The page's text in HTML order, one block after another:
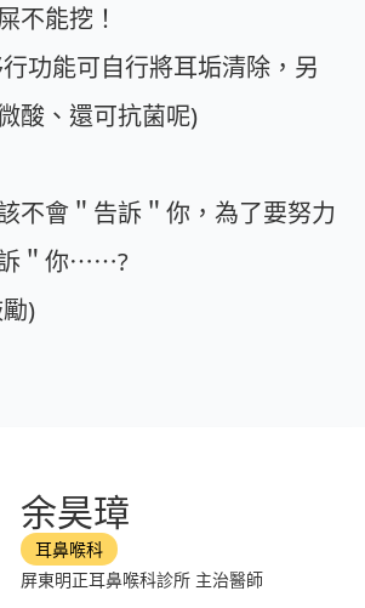
不能挖！
功能可自行將耳垢清除，另
酸、還可抗菌呢)
不會＂告訴＂你，為了要努力
＂你⋯⋯?
)
余昊璋
耳鼻喉科
屏東明正耳鼻喉科診所 主治醫師